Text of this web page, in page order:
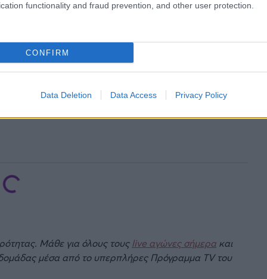
functionality and fraud prevention, and other user protection.
CONFIRM
Data Deletion Data Access Privacy Policy
Μάθε για όλους τους live αγώνες σήμερα και
μέσα από το υπερπλήρες Πρόγραμμα TV του